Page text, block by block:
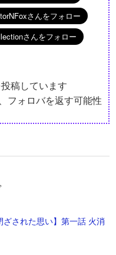
稿しています
フォロバを返す可能性
ざされた思い】第一話 火消